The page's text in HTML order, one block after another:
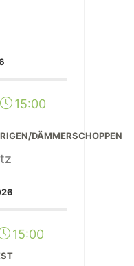
15:00
DÄMMERSCHOPPEN
15:00